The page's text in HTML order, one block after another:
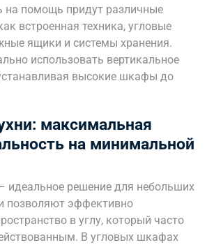
на помощь придут различные
встроенная техника, угловые
ящики и системы хранения.
использовать вертикальное
высокие шкафы до
максимальная
на минимальной
идеальное решение для небольших
позволяют эффективно
в углу, который часто
В угловых шкафах